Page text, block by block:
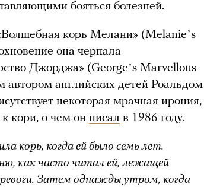
бояться болезней.
корь Мелани» (Melanieʼs
она черпала
Джорджа» (Georgeʼs Marvellous
английских детей Роальдом
некоторая мрачная ирония,
кори, о чем он писал в 1986 году.
корь, когда ей было семь лет.
как часто читал ей, лежащей
Затем однажды утром, когда